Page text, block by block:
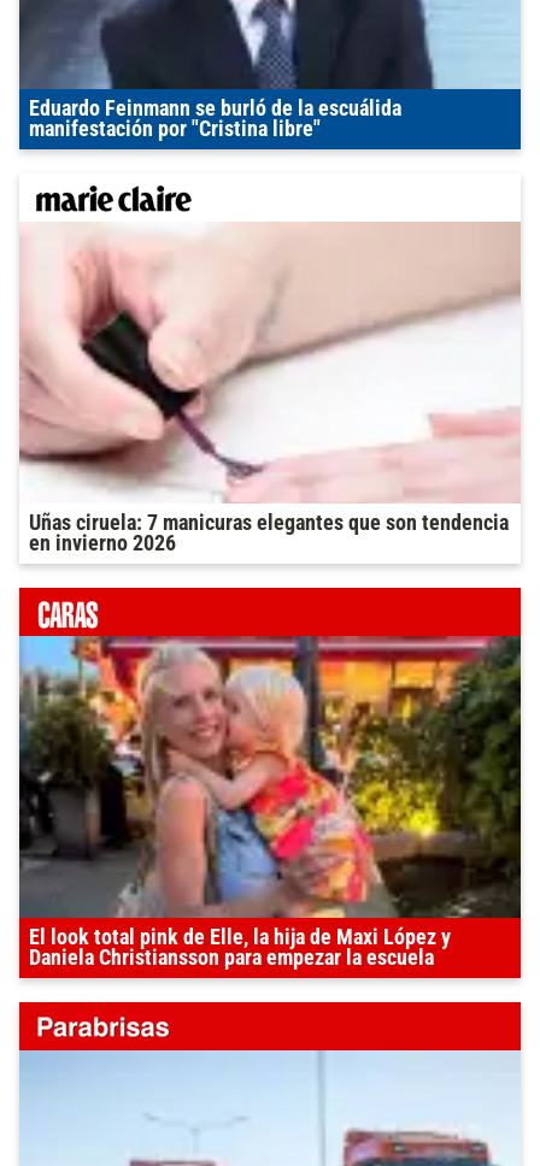
Eduardo Feinmann se burló de la escuálida
manifestación por "Cristina libre"
Uñas ciruela: 7 manicuras elegantes que son tendencia
en invierno 2026
El look total pink de Elle, la hija de Maxi López y
Daniela Christiansson para empezar la escuela